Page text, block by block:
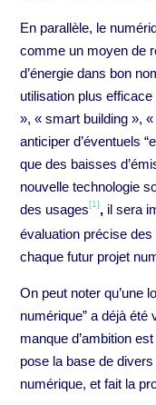
En parallèle, le
comme un moyen de
d’énergie dans bon
utilisation plus
», « smart building »,
anticiper d’éventuels
que des baisses
nouvelle technologie
des usages[1], il sera
évaluation précise
chaque futur projet
On peut noter qu’une
numérique” a déjà
manque d’ambition
pose la base de
numérique, et fait la